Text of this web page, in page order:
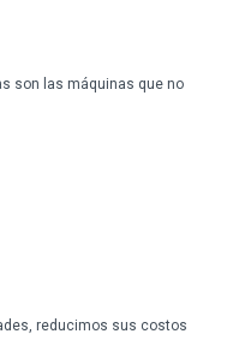
son las máquinas que no
reducimos sus costos